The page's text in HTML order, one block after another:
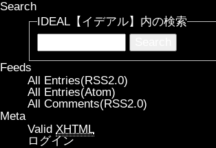
Search
IDEAL【イデアル】内の検索
Feeds
All Entries(RSS2.0)
All Entries(Atom)
All Comments(RSS2.0)
Meta
Valid XHTML
ログイン